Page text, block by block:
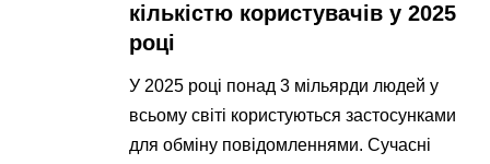
кількістю користувачів у 2025
році
У 2025 році понад 3 мільярди людей у
всьому світі користуються застосунками
для обміну повідомленнями. Сучасні